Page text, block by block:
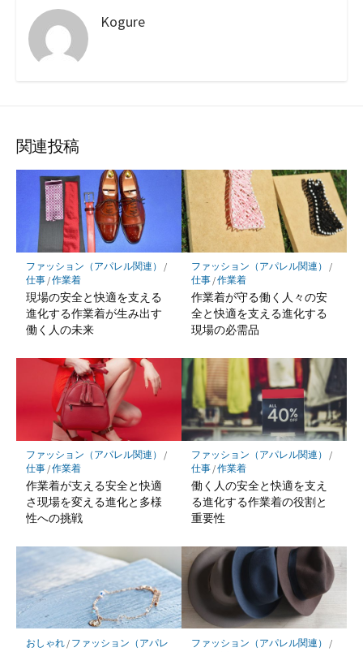
Kogure
関連投稿
ファッション（アパレル関連）
/
仕事/作業着
現場の安全と快適を支える
進化する作業着が生み出す
働く人の未来
ファッション（アパレル関連）
/
仕事/作業着
作業着が守る働く人々の安
全と快適を支える進化する
現場の必需品
ファッション（アパレル関連）
/
仕事/作業着
作業着が支える安全と快適
さ現場を変える進化と多様
性への挑戦
ファッション（アパレル関連）
/
仕事/作業着
働く人の安全と快適を支え
る進化する作業着の役割と
重要性
おしゃれ/ ファッション（アパレ
ファッション（アパレル関連）
/